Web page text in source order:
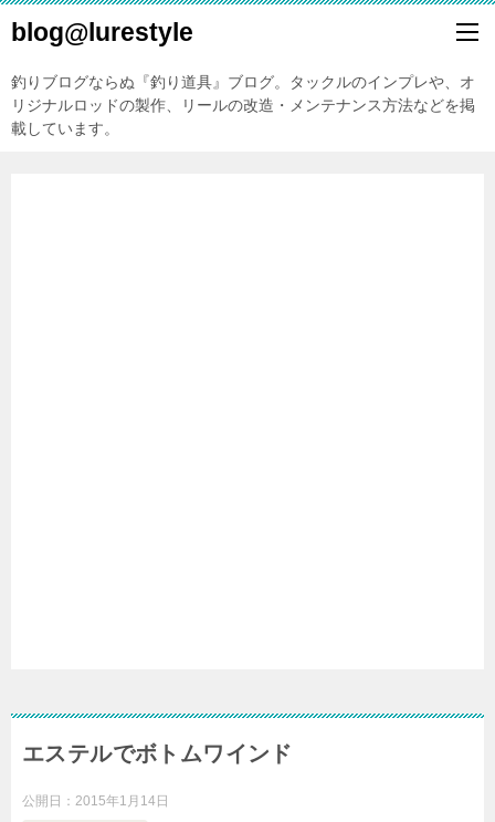
blog@lurestyle
釣りブログならぬ『釣り道具』ブログ。タックルのインプレや、オ
リジナルロッドの製作、リールの改造・メンテナンス方法などを掲
載しています。
エステルでボトムワインド
公開日： 2015年1月14日